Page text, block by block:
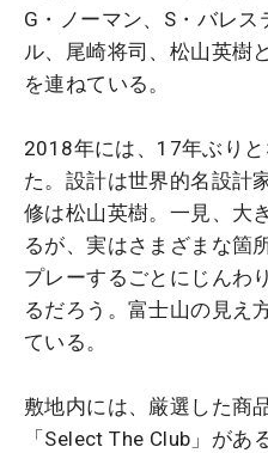
G・ノーマン、S・バレ
ル、尾崎将司、松山英樹
を連ねている。
2018年には、17年ぶり
た。設計は世界的名設計
修は松山英樹。一見、大
るが、実はさまざまな箇
プレーするごとにじんわ
るだろう。富士山の見え
ている。
敷地内には、厳選した商
「Select The Club」が